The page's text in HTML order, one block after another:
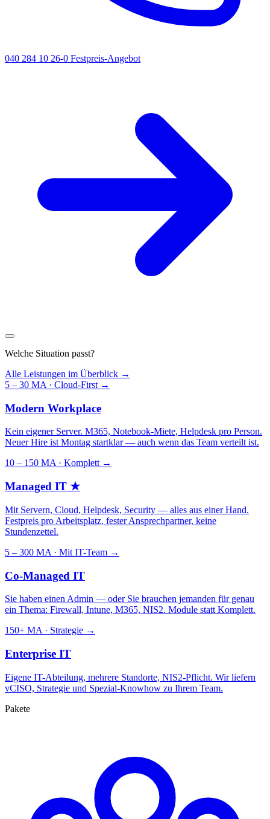
040 284 10 26-0 Festpreis-Angebot
Welche Situation passt?
Alle Leistungen im Überblick →
5 – 30 MA · Cloud-First →
Modern Workplace
Kein eigener Server. M365, Notebook-Miete, Helpdesk pro Person.
Neuer Hire ist Montag startklar — auch wenn das Team verteilt ist.
10 – 150 MA · Komplett →
Managed IT ★
Mit Servern, Cloud, Helpdesk, Security — alles aus einer Hand.
Festpreis pro Arbeitsplatz, fester Ansprechpartner, keine
Stundenzettel.
5 – 300 MA · Mit IT-Team →
Co-Managed IT
Sie haben einen Admin — oder Sie brauchen jemanden für genau
ein Thema: Firewall, Intune, M365, NIS2. Module statt Komplett.
150+ MA · Strategie →
Enterprise IT
Eigene IT-Abteilung, mehrere Standorte, NIS2-Pflicht. Wir liefern
vCISO, Strategie und Spezial-Knowhow zu Ihrem Team.
Pakete